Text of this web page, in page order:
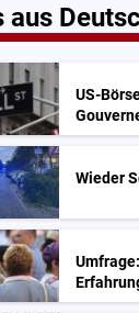
aus
US-
Wieder